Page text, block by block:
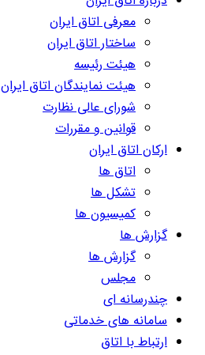
معرفی اتاق ایران
ساختار اتاق ایران
هیئت رئیسه
هیئت نمایندگان اتاق ایران
شورای عالی نظارت
قوانین و مقررات
ارکان اتاق ایران
اتاق ها
تشکل ها
کمیسیون ها
گزارش ها
گزارش ها
مجلس
چندرسانه ای
سامانه های خدماتی
ارتباط با اتاق